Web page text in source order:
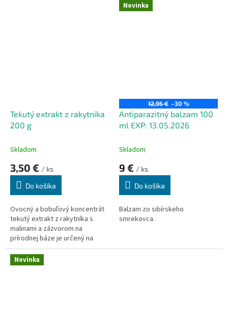
Tekutý extrakt z rakytníka
200 g
Skladom
3,50 € / ks
Do košíka
Ovocný a bobuľový koncentrát
tekutý extrakt z rakytníka s
malinami a zázvorom na
prírodnej báze je určený na
prípravu lahodných a
aromatických nápojov.
Novinka
12,95 € –30 %
Antiparazitný balzam 100
ml EXP: 13.05.2026
Skladom
9 € / ks
Do košíka
Balzam zo sibírskeho
smrekovca.
Novinka